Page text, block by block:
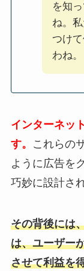
を知
ね。
つけ
わね。
インターネッ
す。
これらの
ように広告を
巧妙に設計さ
その背後には
は、ユーザー
させて利益を